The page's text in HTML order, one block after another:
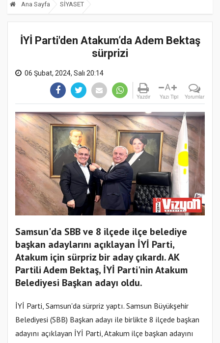
Ana Sayfa SİYASET
İYİ Parti'den Atakum’da Adem Bektaş
sürprizi
06 Şubat, 2024, Salı 20:14
Yazdır
A
Yazı Tipi Yorumlar
Samsun'da SBB ve 8 ilçede ilçe belediye
başkan adaylarını açıklayan İYİ Parti,
Atakum için sürpriz bir aday çıkardı. AK
Partili Adem Bektaş, İYİ Parti'nin Atakum
Belediyesi Başkan adayı oldu.
İYİ Parti, Samsun'da sürpriz yaptı. Samsun Büyükşehir
Belediyesi (SBB) Başkan adayı ile birlikte 8 ilçede başkan
adayını açıklayan İYİ Parti, Atakum ilçe başkan adayını